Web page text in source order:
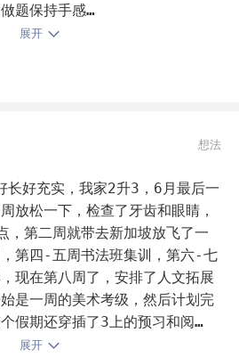
题保持手感
程跟上节奏
夯实，多思考和总结
展开
想法
长好充实，我家2升3，6月最后一
放松一下，检查了牙齿和眼睛，
，第二周就带去新加坡放飞了一
第四-五周书法班集训，第六-七
现在第八周了，安排了人文拓展
是一周的美术考级，然后计划完
假期还穿插了3上的预习和阅读
最后10天还有一个线下英文课，
展开